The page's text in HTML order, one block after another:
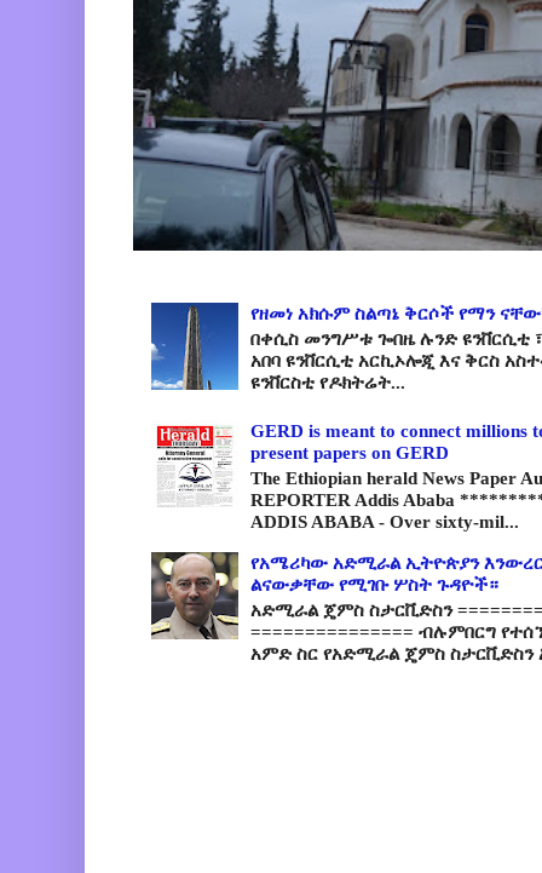
የዘመነ አክሱም ስልጣኔ ቅርሶች የማን
በቀሲስ መንግሥቱ ጐበዜ ሉንድ ዩንቨርሲቲ
አበባ ዩንቨርሲቲ አርኪኦሎጂ እና ቅርስ
ዩንቨርስቲ የዶክትሬት...
GERD is meant to connect millions
present papers on GERD
The Ethiopian herald News Paper
REPORTER Addis Ababa
ADDIS ABABA - Over sixty-mil...
የአሜሪካው አድሚራል ኢትዮጵያን
ልናውቃቸው የሚገቡ ሦስት ጉዳዮች።
አድሚራል ጄምስ ስታርቪድስን
=============== ብሉምበርግ
አምድ ስር የአድሚራል ጄምስ ስታርቪድስን